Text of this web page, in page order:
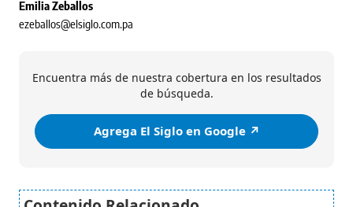
Emilia Zeballos
ezeballos@elsiglo.com.pa
Encuentra más de nuestra cobertura en los resultados
de búsqueda.
Agrega El Siglo en Google ↗️